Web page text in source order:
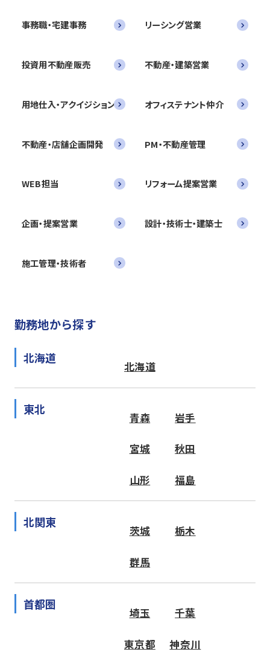
事務職・宅建事務 リーシング営業
投資用不動産販売 不動産・建築営業
用地仕入・アクイジション オフィステナント仲介
不動産・店舗企画開発 PM・不動産管理
WEB担当 リフォーム提案営業
企画・提案営業 設計・技術士・建築士
施工管理・技術者
勤務地から探す
北海道
北海道
東北
青森 岩手
宮城 秋田
山形 福島
北関東
茨城 栃木
群馬
首都圏
埼玉 千葉
東京都 神奈川